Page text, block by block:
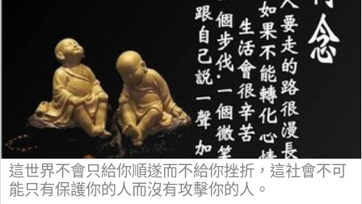
這世界不會只給你順遂而不給你挫折，這社會不可
能只有保護你的人而沒有攻擊你的人。